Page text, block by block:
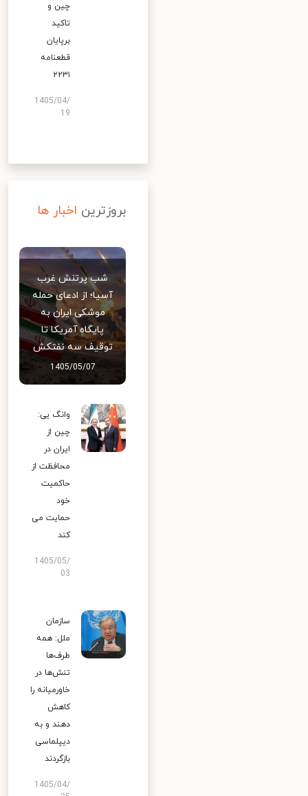
چین و
تاکید
برپایان
قطعنامه
۲۲۳۱
1405/04/
19
بروزترین اخبار ها
شب پرتنش غرب
آسیا؛ از ادعای حمله
موشکی ایران به
پایگاه آمریکا تا
توقیف سه نفتکش
1405/05/07
وانگ یی:
چین از
ایران در
محافظت از
حاکمیت
خود
حمایت می
کند
1405/05/
03
سازمان
ملل: همه
طرف‌ها
تنش‌ها در
خاورمیانه را
کاهش
دهند و به
دیپلماسی
بازگردند
1405/04/